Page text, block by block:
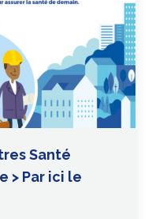
Santé
> Par ici le